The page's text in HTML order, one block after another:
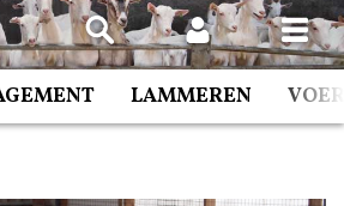
LAMMEREN